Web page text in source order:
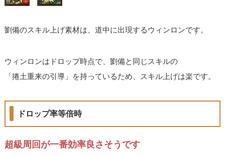
劉備のスキル上げ素材は、道中に出現するウィンロンです。
ウィンロンはドロップ時点で、劉備と同じスキルの
「捲土重来の引導」を持っているため、スキル上げは楽です。
ドロップ率等倍時
超級周回が一番効率良さそうです